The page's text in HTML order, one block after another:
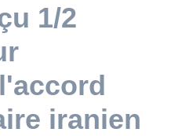
1/2
iranien